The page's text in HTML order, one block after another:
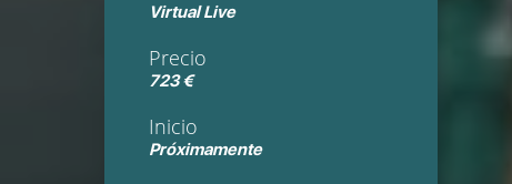
Finanzas
Virtual Live
Precio
723 €
Inicio
Próximamente